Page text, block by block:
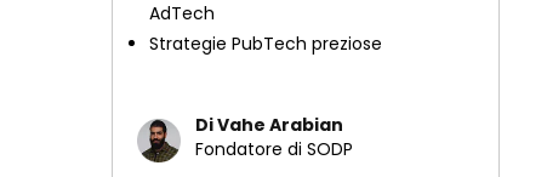
AdTech
Strategie PubTech preziose
Di Vahe Arabian
Fondatore di SODP